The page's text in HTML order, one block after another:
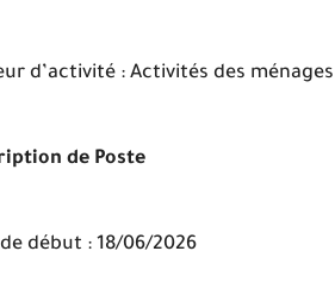
d’activité : Activités des
de Poste
début : 18/06/2026